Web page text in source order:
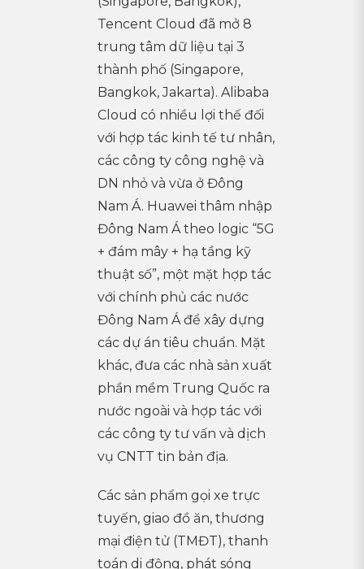
Tencent Cloud đã mở 8
trung tâm dữ liệu tại 3
thành phố (Singapore,
Bangkok, Jakarta). Alibaba
Cloud có nhiều lợi thế đối
với hợp tác kinh tế tư nhân,
các công ty công nghệ và
DN nhỏ và vừa ở Đông
Nam Á. Huawei thâm nhập
Đông Nam Á theo logic “5G
+ đám mây + hạ tầng kỹ
thuật số”, một mặt hợp tác
với chính phủ các nước
Đông Nam Á để xây dựng
các dự án tiêu chuẩn. Mặt
khác, đưa các nhà sản xuất
phần mềm Trung Quốc ra
nước ngoài và hợp tác với
các công ty tư vấn và dịch
vụ CNTT tin bản địa.
Các sản phẩm gọi xe trực
tuyến, giao đồ ăn, thương
mại điện tử (TMĐT), thanh
toán di động, phát sóng